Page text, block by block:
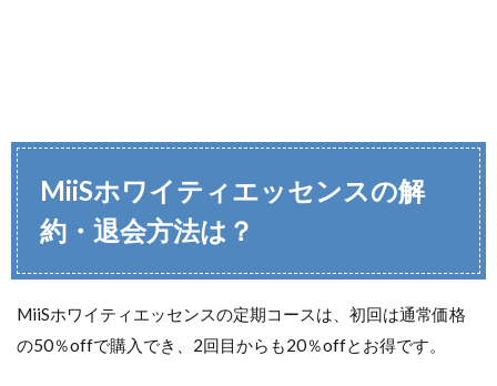
MiiSホワイティエッセンスの解
約・退会方法は？
MiiSホワイティエッセンスの定期コースは、初回は通常価格
の50％offで購入でき、2回目からも20％offとお得です。